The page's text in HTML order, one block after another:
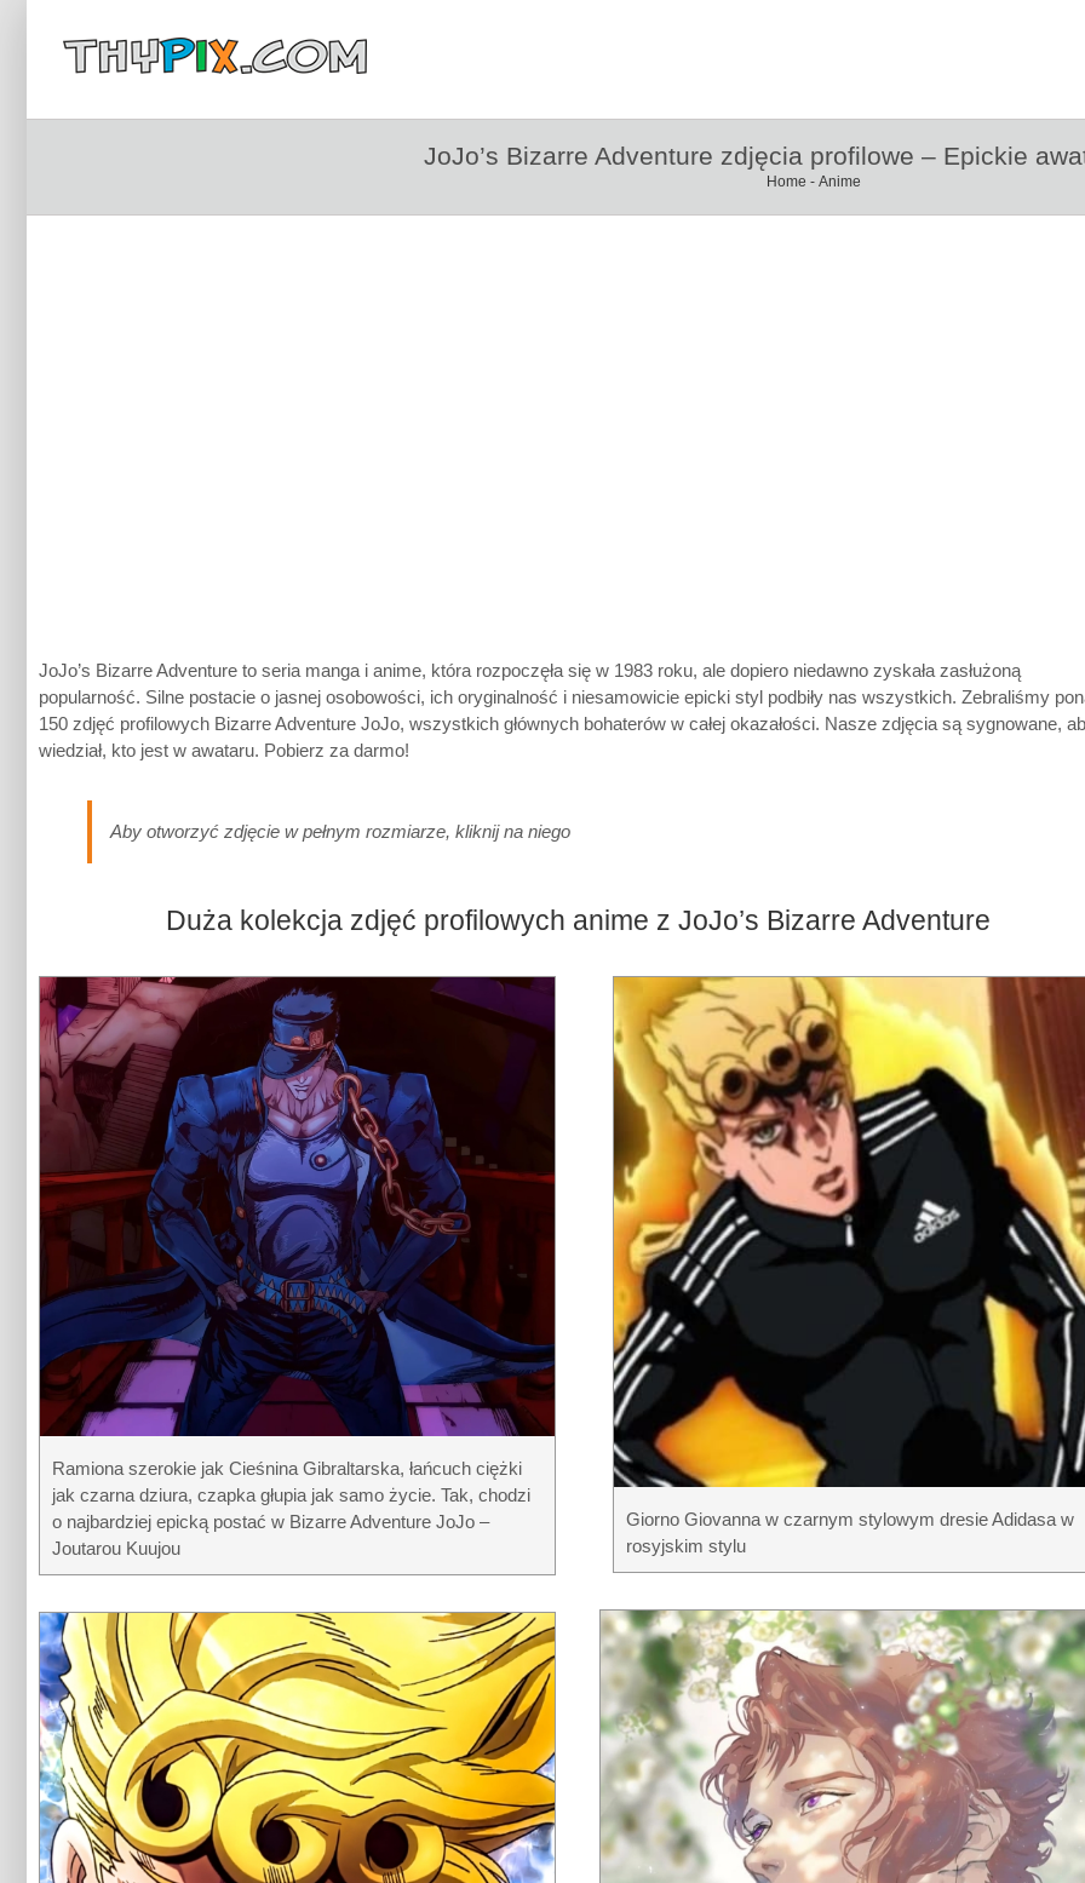
JoJo’s Bizarre Adventure zdjęcia profilowe – Epickie
Home - Anime
JoJo’s Bizarre Adventure to seria manga i anime, która rozpoczęła się w 1983 roku, ale dopiero niedawno zyskała zasłużoną
popularność. Silne postacie o jasnej osobowości, ich oryginalność i niesamowicie epicki styl podbiły nas wszystkich. Zebraliśmy
150 zdjęć profilowych Bizarre Adventure JoJo, wszystkich głównych bohaterów w całej okazałości. Nasze zdjęcia są sygnowane,
wiedział, kto jest w awataru. Pobierz za darmo!
Aby otworzyć zdjęcie w pełnym rozmiarze, kliknij na niego
Duża kolekcja zdjęć profilowych anime z JoJo’s Bizarre Adventure
Ramiona szerokie jak Cieśnina Gibraltarska, łańcuch ciężki
jak czarna dziura, czapka głupia jak samo życie. Tak, chodzi
o najbardziej epicką postać w Bizarre Adventure JoJo –
Joutarou Kuujou
Giorno Giovanna w czarnym stylowym dresie Adidasa w
rosyjskim stylu